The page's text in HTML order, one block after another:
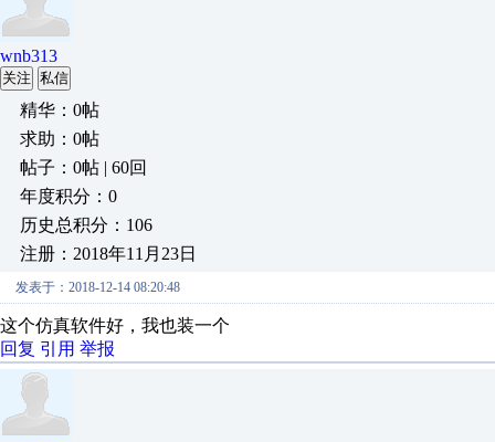
wnb313
关注 私信
精华：0帖
求助：0帖
帖子：0帖 | 60回
年度积分：0
历史总积分：106
注册：2018年11月23日
发表于：2018-12-14 08:20:48
这个仿真软件好，我也装一个
回复 引用 举报